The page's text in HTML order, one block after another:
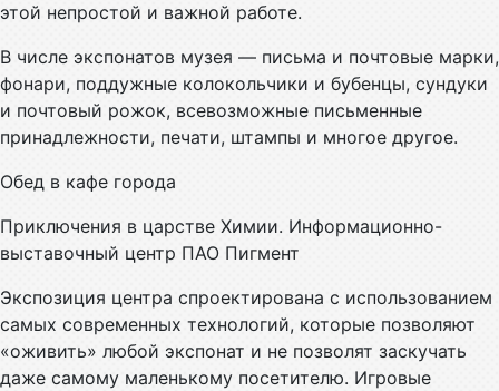
этой непростой и важной работе.
В числе экспонатов музея — письма и почтовые марки,
фонари, поддужные колокольчики и бубенцы, сундуки
и почтовый рожок, всевозможные письменные
принадлежности, печати, штампы и многое другое.
Обед в кафе города
Приключения в царстве Химии. Информационно-
выставочный центр ПАО Пигмент
Экспозиция центра спроектирована с использованием
самых современных технологий, которые позволяют
«оживить» любой экспонат и не позволят заскучать
даже самому маленькому посетителю. Игровые